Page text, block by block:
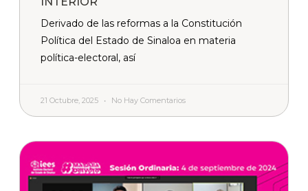
Derivado de las reformas a la Constitución
Política del Estado de Sinaloa en materia
política-electoral, así
21 Octubre, 2025 No Hay Comentarios